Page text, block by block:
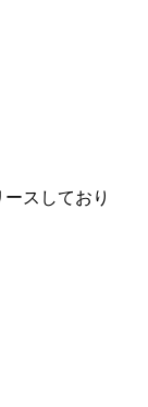
スしており